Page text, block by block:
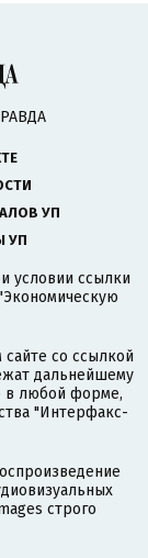
УП
УП
условии ссылки
со ссылкой
дальнейшему
в любой форме,
"Интерфакс-
строго